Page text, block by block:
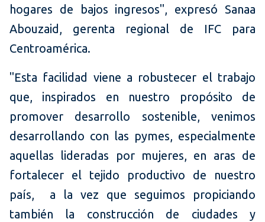
hogares de bajos ingresos", expresó Sanaa
Abouzaid, gerenta regional de IFC para
Centroamérica.
"Esta facilidad viene a robustecer el trabajo
que, inspirados en nuestro propósito de
promover desarrollo sostenible, venimos
desarrollando con las pymes, especialmente
aquellas lideradas por mujeres, en aras de
fortalecer el tejido productivo de nuestro
país, a la vez que seguimos propiciando
también la construcción de ciudades y